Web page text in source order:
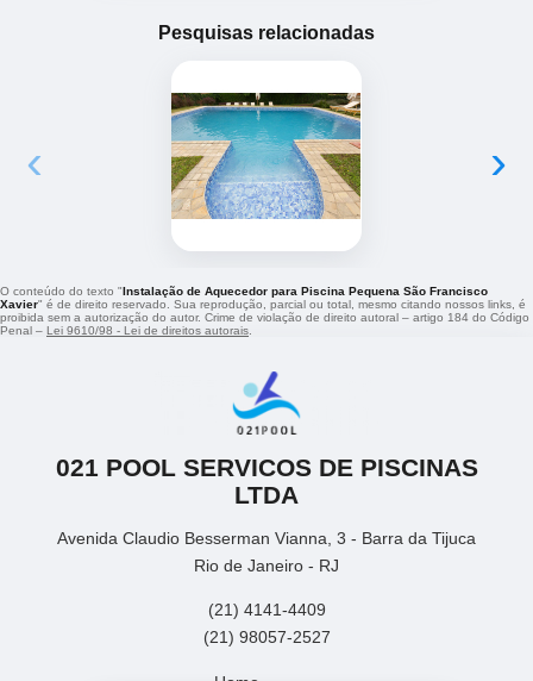
Pesquisas relacionadas
‹ ›
O conteúdo do texto "Instalação de Aquecedor para Piscina Pequena São Francisco
Xavier" é de direito reservado. Sua reprodução, parcial ou total, mesmo citando nossos links, é
proibida sem a autorização do autor. Crime de violação de direito autoral – artigo 184 do Código
Penal – Lei 9610/98 - Lei de direitos autorais
021 POOL SERVICOS DE PISCINAS
LTDA
Avenida Claudio Besserman Vianna, 3 - Barra da Tijuca
Rio de Janeiro - RJ
(21) 4141-4409
(21) 98057-2527